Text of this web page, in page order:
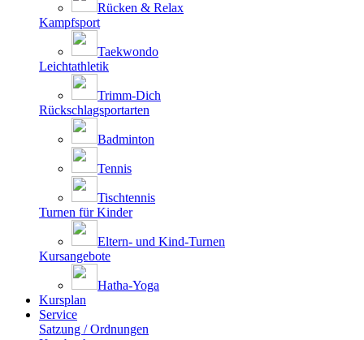
Rücken & Relax
Kampfsport
Taekwondo
Leichtathletik
Trimm-Dich
Rückschlagsportarten
Badminton
Tennis
Tischtennis
Turnen für Kinder
Eltern- und Kind-Turnen
Kursangebote
Hatha-Yoga
Kursplan
Service
Satzung / Ordnungen